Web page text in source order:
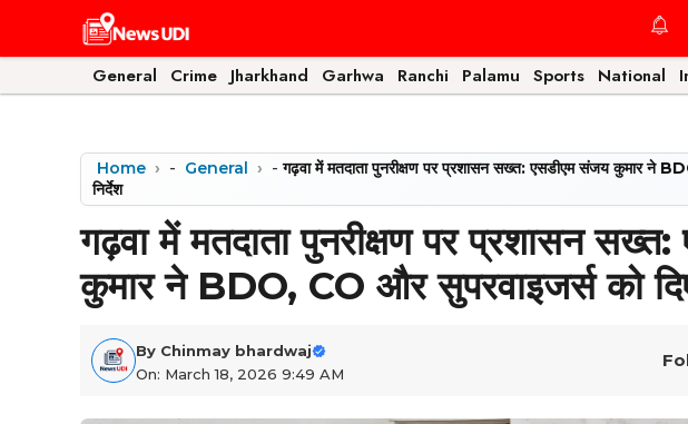
General Crime Jharkhand Garhwa Ranchi Palamu Sports National
Home - General -गढ़वा में मतदाता पुनरीक्षण पर प्रशासन सख्त: एसडीएम संजय कुमार ने
निर्देश
गढ़वा में मतदाता पुनरीक्षण पर प्रशासन
कुमार ने BDO, CO और सुपरवाइजर्स को
By Chinmay bhardwaj
On: March 18, 2026 9:49 AM